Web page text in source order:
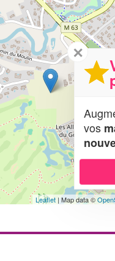
Leaflet | Map data ©
✕
vos